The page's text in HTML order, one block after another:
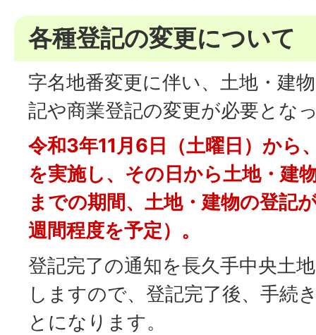
各種登記の変更について
字名地番変更に伴い、土地・建
記や商業登記の変更が必要とな
令和3年11月6日（土曜日）から
を実施し、その日から土地・建
までの期間、土地・建物の登記
週間程度を予定）。
登記完了の通知を長久手中央土
しますので、登記完了後、手続
とになります。